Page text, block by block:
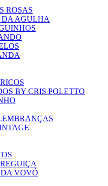
ROSAS
AGULHA
BY CRIS POLETTO
VOVÓ